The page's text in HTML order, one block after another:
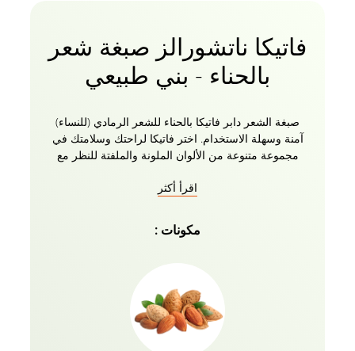
فاتيكا ناتشورالز صبغة شعر
بالحناء - بني طبيعي
صبغة الشعر دابر فاتيكا بالحناء للشعر الرمادي (للنساء)
آمنة وسهلة الاستخدام. اختر فاتيكا لراحتك وسلامتك في
مجموعة متنوعة من الألوان الملونة والملفتة للنظر مع
الحالي تغطية بنسبة 100٪ للشعر الرمادي وهو سهل
اقرأ أكثر
مكونات :